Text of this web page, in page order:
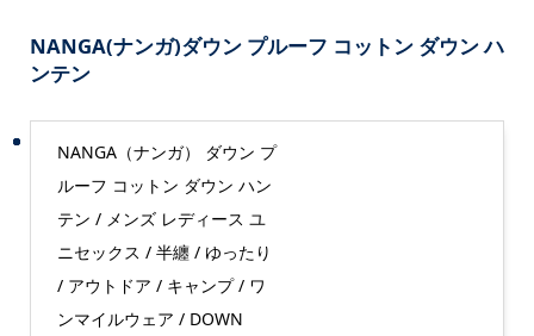
NANGA(ナンガ)ダウン プルーフ コットン ダウン ハ
ンテン
NANGA（ナンガ） ダウン プ
ルーフ コットン ダウン ハン
テン / メンズ レディース ユ
ニセックス / 半纏 / ゆったり
/ アウトドア / キャンプ / ワ
ンマイルウェア / DOWN